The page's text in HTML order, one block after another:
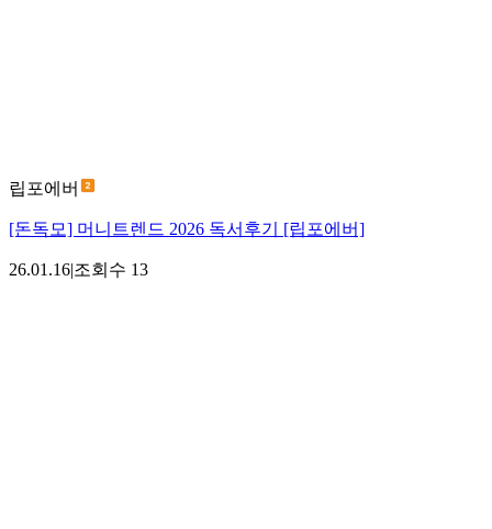
립포에버
[돈독모] 머니트렌드 2026 독서후기 [립포에버]
26.01.16|조회수 13